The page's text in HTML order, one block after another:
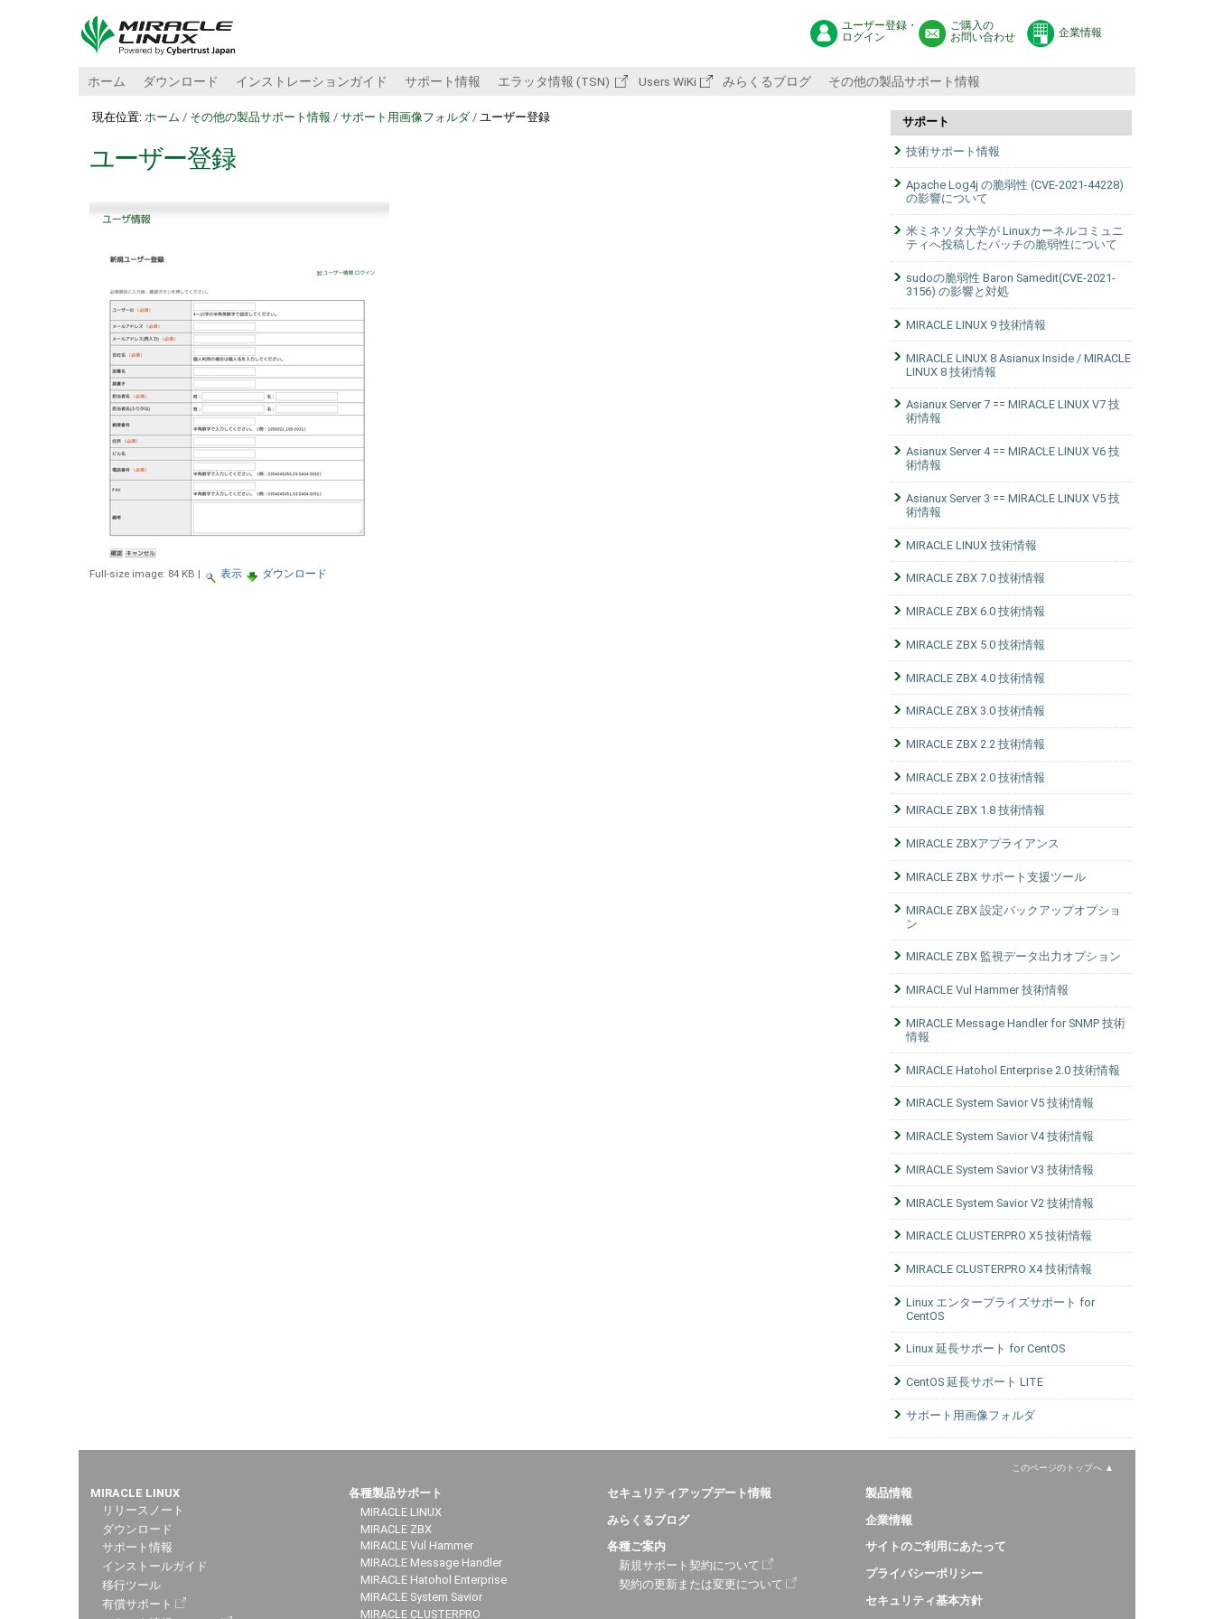
ユーザー登録・
ログイン
ご購入の
お問い合わせ
企業情報
ホーム ダウンロード インストレーションガイド サポート情報 エラッタ情報 (TSN) Users WiKi みらくるブログ その他の製品サポート情報
現在位置: ホーム / その他の製品サポート情報 / サポート用画像フォルダ / ユーザー登録
ユーザー登録
Full-size image: 84 KB | 表示 ダウンロード
サポート
技術サポート情報
Apache Log4j の脆弱性 (CVE-2021-44228)
の影響について
米ミネソタ大学が Linuxカーネルコミュニ
ティへ投稿したパッチの脆弱性について
sudoの脆弱性 Baron Samedit(CVE-2021-
3156) の影響と対処
MIRACLE LINUX 9 技術情報
MIRACLE LINUX 8 Asianux Inside / MIRACLE
LINUX 8 技術情報
Asianux Server 7 == MIRACLE LINUX V7 技
術情報
Asianux Server 4 == MIRACLE LINUX V6 技
術情報
Asianux Server 3 == MIRACLE LINUX V5 技
術情報
MIRACLE LINUX 技術情報
MIRACLE ZBX 7.0 技術情報
MIRACLE ZBX 6.0 技術情報
MIRACLE ZBX 5.0 技術情報
MIRACLE ZBX 4.0 技術情報
MIRACLE ZBX 3.0 技術情報
MIRACLE ZBX 2.2 技術情報
MIRACLE ZBX 2.0 技術情報
MIRACLE ZBX 1.8 技術情報
MIRACLE ZBXアプライアンス
MIRACLE ZBX サポート支援ツール
MIRACLE ZBX 設定バックアップオプショ
ン
MIRACLE ZBX 監視データ出力オプション
MIRACLE Vul Hammer 技術情報
MIRACLE Message Handler for SNMP 技術
情報
MIRACLE Hatohol Enterprise 2.0 技術情報
MIRACLE System Savior V5 技術情報
MIRACLE System Savior V4 技術情報
MIRACLE System Savior V3 技術情報
MIRACLE System Savior V2 技術情報
MIRACLE CLUSTERPRO X5 技術情報
MIRACLE CLUSTERPRO X4 技術情報
Linux エンタープライズサポート for
CentOS
Linux 延長サポート for CentOS
CentOS 延長サポート LITE
サポート用画像フォルダ
このページのトップへ
MIRACLE LINUX
リリースノート
ダウンロード
サポート情報
インストールガイド
移行ツール
有償サポート
各種製品サポート
MIRACLE LINUX
MIRACLE ZBX
MIRACLE Vul Hammer
MIRACLE Message Handler
MIRACLE Hatohol Enterprise
MIRACLE System Savior
MIRACLE CLUSTERPRO
セキュリティアップデート情報
みらくるブログ
各種ご案内
新規サポート契約について
契約の更新または変更について
製品情報
企業情報
サイトのご利用にあたって
プライバシーポリシー
セキュリティ基本方針